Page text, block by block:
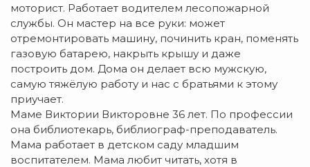
моторист. Работает водителем лесопожарной
службы. Он мастер на все руки: может
отремонтировать машину, починить кран, поменять
газовую батарею, накрыть крышу и даже
построить дом. Дома он делает всю мужскую,
самую тяжёлую работу и нас с братьями к этому
приучает.
Маме Виктории Викторовне 36 лет. По профессии
она библиотекарь, библиограф-преподаватель.
Мама работает в детском саду младшим
воспитателем. Мама любит читать, хотя в